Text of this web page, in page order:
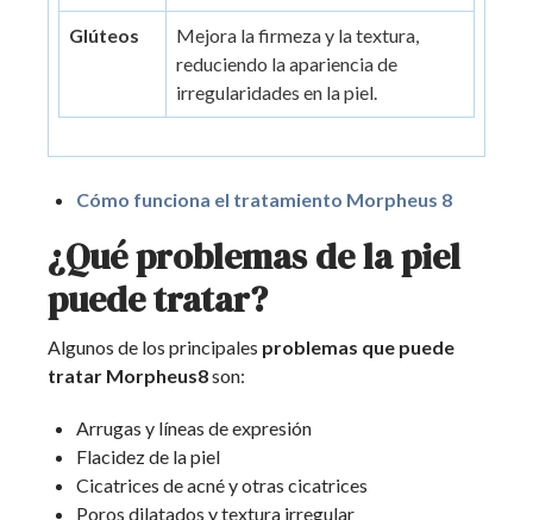
Glúteos
Mejora la firmeza y la textura,
reduciendo la apariencia de
irregularidades en la piel.
Cómo funciona el tratamiento Morpheus 8
¿Qué problemas de la piel
puede tratar?
Algunos de los principales problemas que puede
tratar Morpheus8son:
Arrugas y líneas de expresión
Flacidez de la piel
Cicatrices de acné y otras cicatrices
Poros dilatados y textura irregular